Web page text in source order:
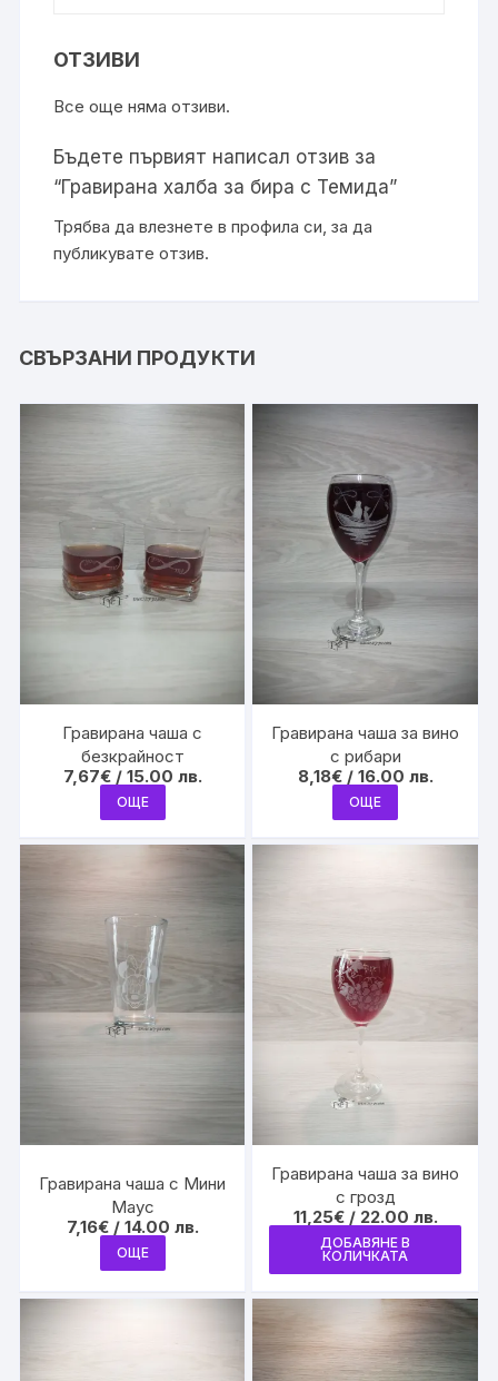
ОТЗИВИ
Все още няма отзиви.
Бъдете първият написал отзив за
“Гравирана халба за бира с Темида”
Трябва давлезнете в профила си, за да
публикувате отзив.
СВЪРЗАНИ ПРОДУКТИ
Гравирана чаша с
безкрайност
7,67€ / 15.00 лв.
ОЩЕ
Гравирана чаша за вино
с рибари
8,18€ / 16.00 лв.
ОЩЕ
Гравирана чаша с Мини
Маус
7,16€ / 14.00 лв.
ОЩЕ
Гравирана чаша за вино
с грозд
11,25€ / 22.00 лв.
ДОБАВЯНЕ В
КОЛИЧКАТА